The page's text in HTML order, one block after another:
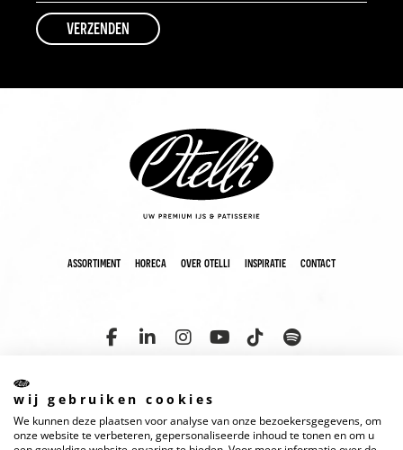
assortiment horeca over otelli inspiratie contact
copyright 2025 otelli disclaimer cookies privacyverklaring
wij gebruiken cookies
We kunnen deze plaatsen voor analyse van onze bezoekersgegevens, om
onze website te verbeteren, gepersonaliseerde inhoud te tonen en om u